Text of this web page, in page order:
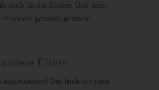
auch für die Kinder. Und beim
wieder genauso gemacht.
Eltern
ausprobieren! Das finde ich ganz